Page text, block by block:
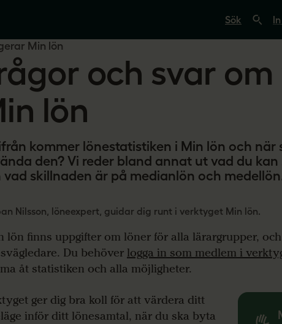
ö
p
v
e
l
ä
r
a
s
Min lön
och svar
lön
kommer lönestatistiken i Min lön och när
den? Vi reder bland annat ut vad du kan
vad skillnaden är på medianlön och
Nilsson, löneexpert, guidar dig runt i verktyget Min lön.
lön finns uppgifter om löner för alla lärargrupper,
Du behöver logga in som medlem i
åt statistiken och alla möjligheter.
ger dig bra koll för att värdera ditt
inför ditt lönesamtal, när du ska byta